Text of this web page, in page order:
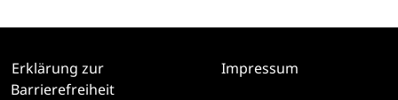
Erklärung zur
Barrierefreiheit
Impressum